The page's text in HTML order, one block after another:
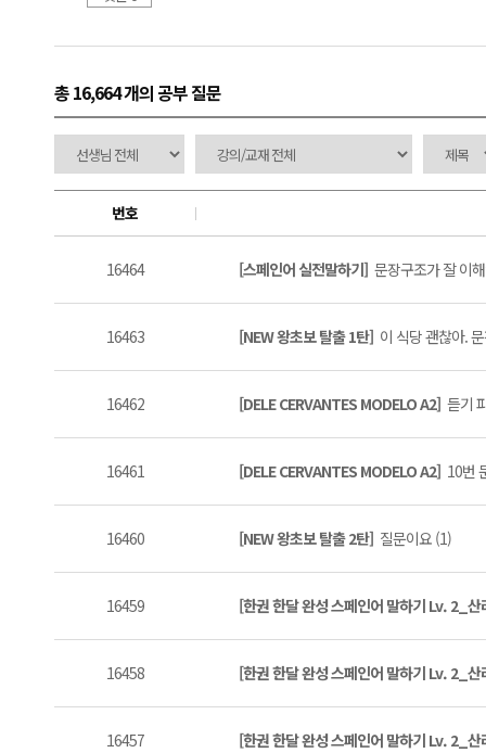
총 16,664 개의 공부 질문
번호
16464 [스페인어 실전말하기] 문장구조가 잘 이
16463 [NEW 왕초보 탈출 1탄] 이 식당 괜찮아.
16462 [DELE CERVANTES MODELO A2] 듣기
16461 [DELE CERVANTES MODELO A2] 10번
16460 [NEW 왕초보 탈출 2탄] 질문이요 (1)
16459 [한권 한달 완성 스페인어 말하기 Lv. 2_
16458 [한권 한달 완성 스페인어 말하기 Lv. 2_
16457 [한권 한달 완성 스페인어 말하기 Lv. 2_